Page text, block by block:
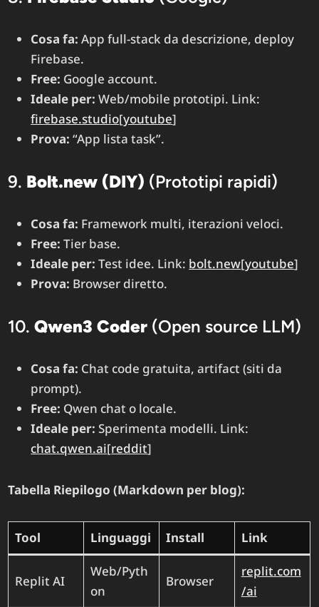
Cosa fa: App full-stack da descrizione, deploy
Firebase.
Free: Google account.
Ideale per: Web/mobile prototipi. Link:
firebase.studio[youtube]​
Prova: “App lista task”.
9. Bolt.new (DIY) (Prototipi rapidi)
Cosa fa: Framework multi, iterazioni veloci.
Free: Tier base.
Ideale per: Test idee. Link: bolt.new[youtube]​
Prova: Browser diretto.
10.Qwen3 Coder (Open source LLM)
Cosa fa: Chat code gratuita, artifact (siti da
prompt).
Free: Qwen chat o locale.
Ideale per: Sperimenta modelli. Link:
chat.qwen.ai[reddit]​
Tabella Riepilogo (Markdown per blog):
Tool Linguaggi Install Link
Replit AI
Web/Pyth
on
Browser
replit.com
/ai